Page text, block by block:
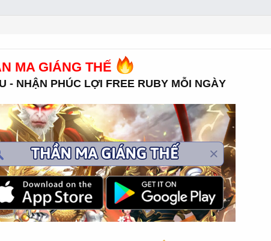
MA GIÁNG THẾ
- NHẬN PHÚC LỢI FREE RUBY MỖI NGÀY